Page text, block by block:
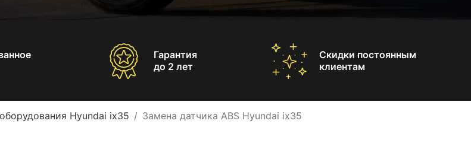
Гарантия
до 2 лет
Скидки постоянным
клиентам
Hyundai ix35 Замена датчика ABS Hyundai ix35